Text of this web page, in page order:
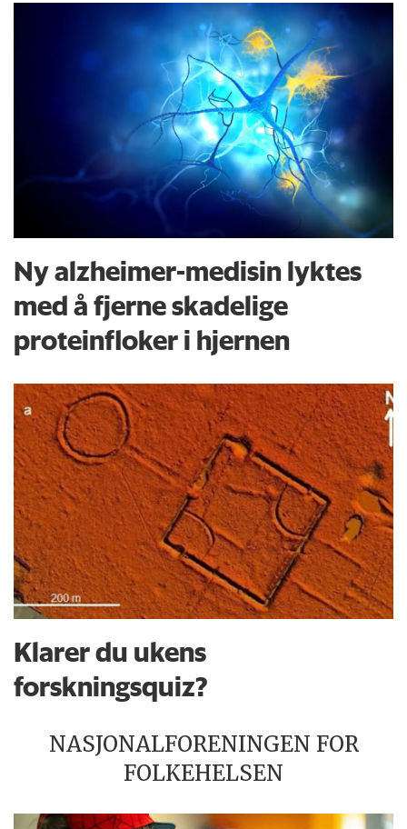
Ny alzheimer-medisin lyktes
med å fjerne skadelige
proteinfloker i hjernen
Klarer du ukens
forskningsquiz?
NASJONALFORENINGEN FOR
FOLKEHELSEN